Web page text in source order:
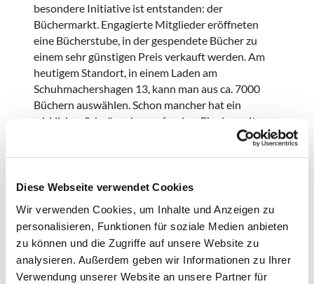
Diese Webseite verwendet Cookies
Wir verwenden Cookies, um Inhalte und Anzeigen zu
personalisieren, Funktionen für soziale Medien anbieten
zu können und die Zugriffe auf unsere Website zu
analysieren. Außerdem geben wir Informationen zu Ihrer
Verwendung unserer Website an unsere Partner für
besondere Initiative ist entstanden: der
Büchermarkt. Engagierte Mitglieder eröffneten
eine Bücherstube, in der gespendete Bücher zu
einem sehr günstigen Preis verkauft werden. Am
heutigem Standort, in einem Laden am
Schuhmachershagen 13, kann man aus ca. 7000
Büchern auswählen. Schon mancher hat ein
wirkliches Schnäppchen gefunden. Ein doppelter
Der Förderverein hat die Höhe des
Mindestbeitrages mit 20 € /Jahr, bzw. 10 € / Jahr
für Schüler und Studenten bewusst niedrig
gehalten und hoffen damit auf einen großen
Mitgliederzuwachs. Ein Beitrittsformular
bekommen Sie u.a. im Gemeindebüro. Unabhängig